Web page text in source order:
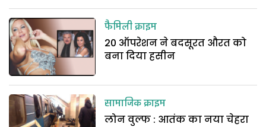
फैमिली क्राइम
20 ऑपरेशन ने बदसूरत औरत को
बना दिया हसीन
सामाजिक क्राइम
लोन वुल्फ : आतंक का नया चेहरा